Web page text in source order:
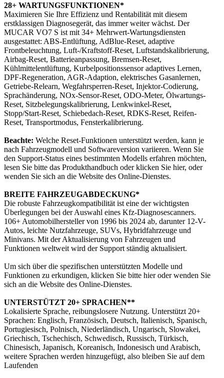
28+ WARTUNGSFUNKTIONEN*
Maximieren Sie Ihre Effizienz und Rentabilität mit diesem
erstklassigen Diagnosegerät, das immer weiter wächst. Der
MUCAR VO7 S ist mit 34+ Mehrwert-Wartungsdiensten
ausgestattet: ABS-Entlüftung, AdBlue-Reset, adaptive
Frontbeleuchtung, Luft-/Kraftstoff-Reset, Luftstandskalibrierung,
Airbag-Reset, Batterieanpassung, Bremsen-Reset,
Kühlmittelentlüftung, Kurbelpositionssensor adaptives Lernen,
DPF-Regeneration, AGR-Adaption, elektrisches Gasanlernen,
Getriebe-Relearn, Wegfahrsperren-Reset, Injektor-Codierung,
Sprachänderung, NOx-Sensor-Reset, ODO-Meter, Ölwartungs-
Reset, Sitzbelegungskalibrierung, Lenkwinkel-Reset,
Stopp/Start-Reset, Schiebedach-Reset, RDKS-Reset, Reifen-
Reset, Transportmodus, Fensterkalibrierung.
Beachte: Welche Reset-Funktionen unterstützt werden, kann je
nach Fahrzeugmodell und Softwareversion variieren. Wenn Sie
den Support-Status eines bestimmten Modells erfahren möchten,
lesen Sie bitte das Produkthandbuch oder klicken Sie hier, oder
wenden Sie sich an die Website des Online-Dienstes.
BREITE FAHRZEUGABDECKUNG*
Die robuste Fahrzeugkompatibilität ist eine der wichtigsten
Überlegungen bei der Auswahl eines Kfz-Diagnosescanners.
106+ Automobilhersteller von 1996 bis 2024 ab, darunter 12-V-
Autos, leichte Nutzfahrzeuge, SUVs, Hybridfahrzeuge und
Minivans. Mit der Aktualisierung von Fahrzeugen und
Funktionen weltweit wird der Support ständig aktualisiert.
Um sich über die spezifischen unterstützten Modelle und
Funktionen zu erkundigen, klicken Sie bitte hier oder wenden Sie
sich an die Website des Online-Dienstes.
UNTERSTÜTZT 20+ SPRACHEN**
Lokalisierte Sprache, reibungslosere Nutzung. Unterstützt 20+
Sprachen: Englisch, Französisch, Deutsch, Italienisch, Spanisch,
Portugiesisch, Polnisch, Niederländisch, Ungarisch, Slowakei,
Griechisch, Tschechisch, Schwedisch, Russisch, Türkisch,
Chinesisch, Japanisch, Koreanisch, Indonesisch und Arabisch,
weitere Sprachen werden hinzugefügt, also bleiben Sie auf dem
Laufenden